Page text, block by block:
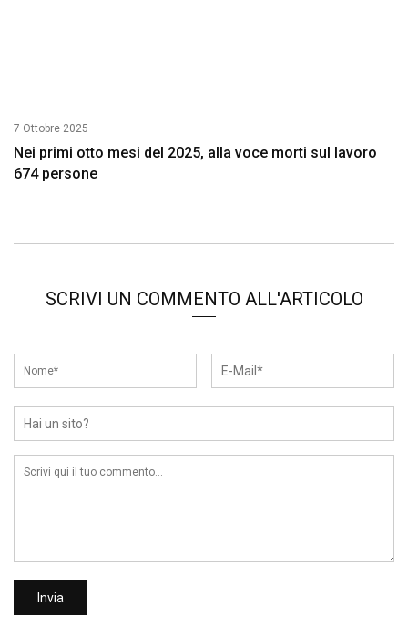
7 Ottobre 2025
Nei primi otto mesi del 2025, alla voce morti sul lavoro
674 persone
SCRIVI UN COMMENTO ALL'ARTICOLO